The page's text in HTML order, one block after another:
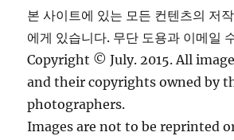
본 사이트에 있는 모든 컨텐츠의 저
에게 있습니다. 무단 도용과 이메일
Copyright © July. 2015. All
and their copyrights owned by
photographers.
Images are not to be reprinted